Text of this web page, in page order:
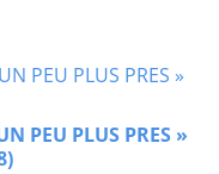
PEU PLUS PRES »